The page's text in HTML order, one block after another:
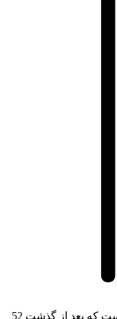
صدا او انقدر ظریف، لطیف و معصومانه است که بعد از گذشت 52